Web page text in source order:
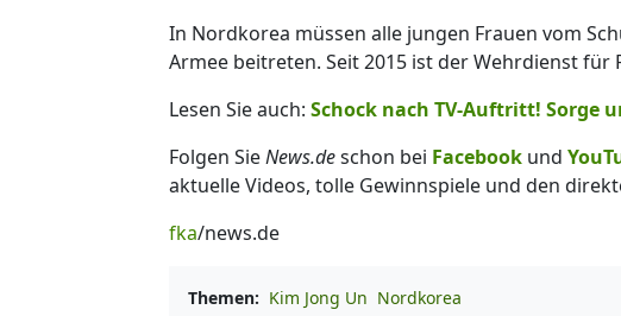
In Nordkorea müssen alle jungen Frauen vom
Armee beitreten. Seit 2015 ist der Wehrdienst für
Lesen Sie auch: Schock nach TV-Auftritt! Sorge
Folgen SieNews.deschon bei Facebook und
aktuelle Videos, tolle Gewinnspiele und den
fka/news.de
Themen: Kim Jong Un Nordkorea